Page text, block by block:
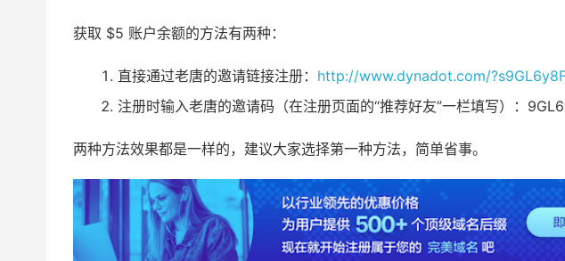
获取 $5 账户余额的方法有两种：
直接通过老唐的邀请链接注册： http://www.dynadot.com/
注册时输入老唐的邀请码（在注册页面的“推荐好友”一栏填写）：
两种方法效果都是一样的，建议大家选择第一种方法，简单省事。